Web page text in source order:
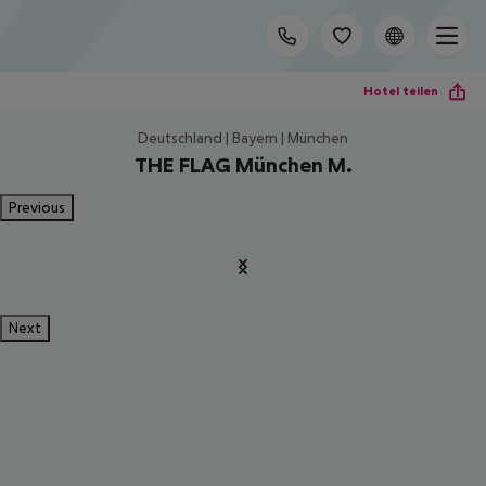
Hotel teilen
Deutschland | Bayern | München
THE FLAG München M.
Previous
Next